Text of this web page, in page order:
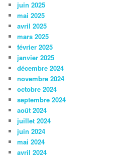
juin 2025
mai 2025
avril 2025
mars 2025
février 2025
janvier 2025
décembre 2024
novembre 2024
octobre 2024
septembre 2024
août 2024
juillet 2024
juin 2024
mai 2024
avril 2024